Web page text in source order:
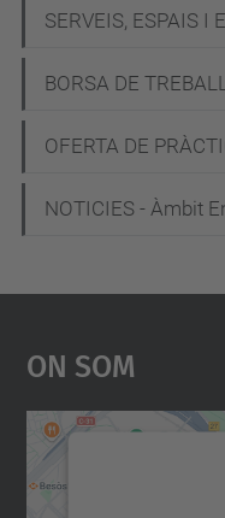
i
ó
SERVEIS, ESPAIS I
BORSA DE
OFERTA DE
NOTICIES - Àmbit
On Som